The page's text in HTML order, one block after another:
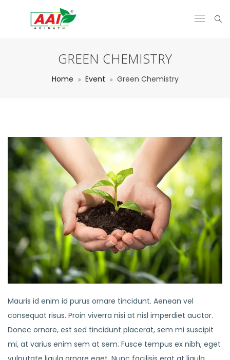
GREEN CHEMISTRY
Home Event Green Chemistry
Mauris id enim id purus ornare tincidunt. Aenean vel
consequat risus. Proin viverra nisi at nisl imperdiet auctor.
Donec ornare, est sed tincidunt placerat, sem mi suscipit
mi, at varius enim sem at sem. Fusce tempus ex nibh, eget